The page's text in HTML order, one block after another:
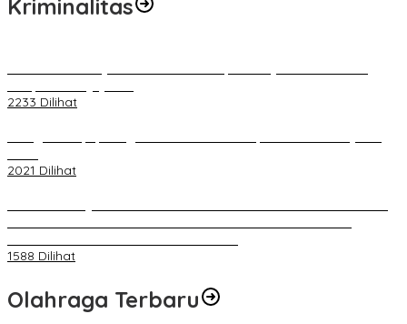
Kriminalitas
2233 Dilihat
2021 Dilihat
1588 Dilihat
Olahraga Terbaru